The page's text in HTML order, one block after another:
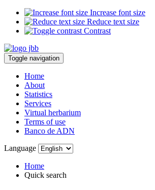
Increase font size
Reduce text size
Contrast
Toggle navigation
Home
About
Statistics
Services
Virtual herbarium
Terms of use
Banco de ADN
Language
Home
Quick search